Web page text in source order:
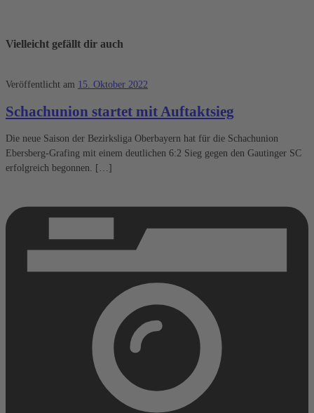
Vielleicht gefällt dir auch
Veröffentlicht am 15. Oktober 2022
Schachunion startet mit Auftaktsieg
Die neue Saison der Bezirksliga Oberbayern hat für die Schachunion
Ebersberg-Grafing mit einem deutlichen 6:2 Sieg gegen den Gautinger SC
erfolgreich begonnen. […]